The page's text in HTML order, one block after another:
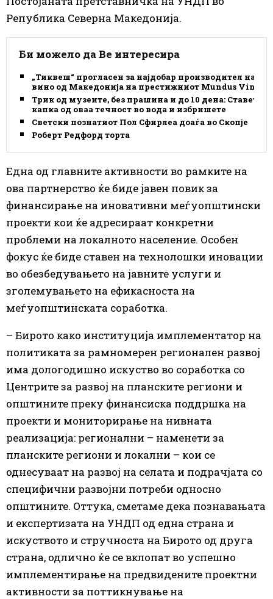
Република Северна Македонија.
Би можело да Ве интересира
„Тиквеш“ прогласен за најдобар производител на
вино од Македонија на престижниот Mundus Vini
Трик од музеите, без прашина и до 10 дена: Ставете
капка од оваа течност во вода и избришете
Светски познатиот Пол Сфирлеа доаѓа во Скопје
Роберт Редфорд торта
Една од главните активности во рамките на
ова партнерство ќе биде јавен повик за
финансирање на иновативни меѓуопштински
проекти кои ќе адресираат конкретни
проблеми на локалното население. Особен
фокус ќе биде ставен на технолошки иновации
во обезбедувањето на јавните услуги и
зголемувањето на ефикасноста на
меѓуопштинската соработка.
– Бирото како институција имплементатор на
политиката за рамномерен регионален развој
има дологодишно искуство во соработка со
Центрите за развој на планските региони и
општините преку финансиска поддршка на
проекти и мониторирање на нивната
реализација: регионални – наменети за
планските региони и локални – кои се
однесуваат на развој на селата и подрачјата со
специфични развојни потреби односно
општините. Оттука, сметаме дека познавањата
и експертизата на УНДП од една страна и
искуството и стручноста на Бирото од друга
страна, одлично ќе се вклопат во успешно
имплементирање на предвидените проектни
активности за поттикнување на